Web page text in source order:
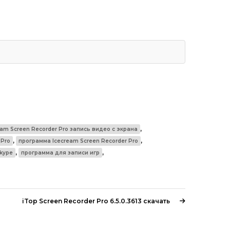
Screen Recorder Pro запись видео с экрана ,
, программа Icecream Screen Recorder Pro ,
, программа для записи игр ,
iTop Screen Recorder Pro 6.5.0.3613 скачать